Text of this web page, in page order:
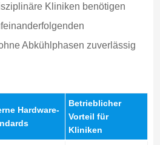
Kliniken benötigen
Abkühlphasen zuverlässig
Hardware-
Betrieblicher
Vorteil für
Kliniken